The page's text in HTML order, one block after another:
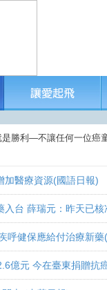
勝利—不讓任何一位癌
醫療資源(國語日報)
台 薛瑞元：昨天已
呼健保應給付治療新藥
億元 今在臺東捐贈抗